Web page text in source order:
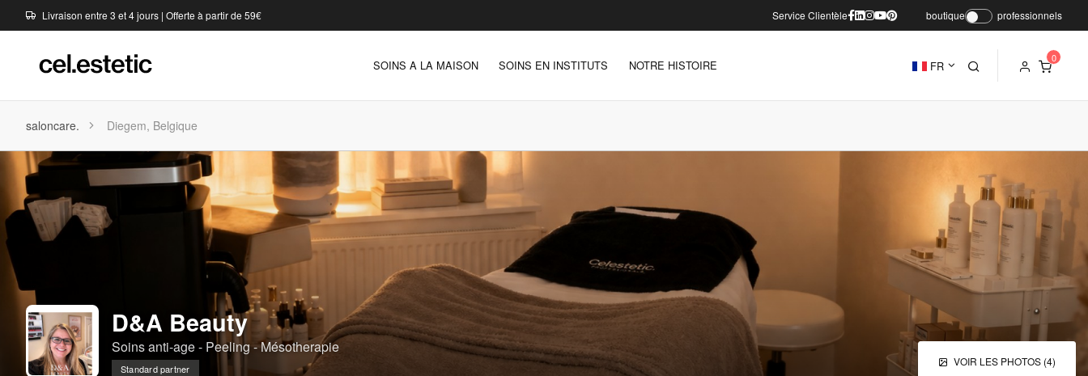
Livraison entre 3 et 4 jours | Offerte à partir de 59€ Service Clientèle boutique professionnels
SOINS A LA MAISON SOINS EN INSTITUTS NOTRE HISTOIRE FR
saloncare. Diegem, Belgique
VOIR LES PHOTOS (4)
D&A Beauty
Soins anti-age - Peeling - Mésotherapie
Standard partner